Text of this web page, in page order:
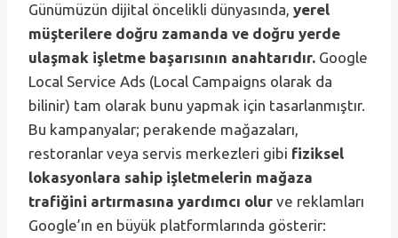
Günümüzün dijital öncelikli dünyasında, yerel
müşterilere doğru zamanda ve doğru yerde
ulaşmak işletme başarısının anahtarıdır. Google
Local Service Ads (Local Campaigns olarak da
bilinir) tam olarak bunu yapmak için tasarlanmıştır.
Bu kampanyalar; perakende mağazaları,
restoranlar veya servis merkezleri gibi fiziksel
lokasyonlara sahip işletmelerin mağaza
trafiğini artırmasına yardımcı olur ve reklamları
Google’ın en büyük platformlarında gösterir: